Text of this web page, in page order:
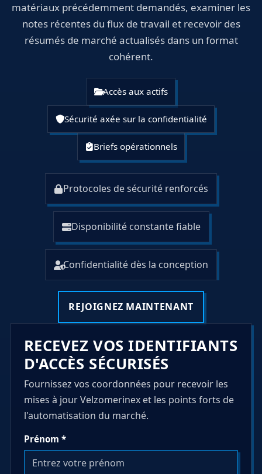
matériaux précédemment demandés, examiner les
notes récentes du flux de travail et recevoir des
résumés de marché actualisés dans un format
cohérent.
Accès aux actifs
Sécurité axée sur la confidentialité
Briefs opérationnels
Protocoles de sécurité renforcés
Disponibilité constante fiable
Confidentialité dès la conception
REJOIGNEZ MAINTENANT
RECEVEZ VOS IDENTIFIANTS
D'ACCÈS SÉCURISÉS
Fournissez vos coordonnées pour recevoir les
mises à jour Velzomerinex et les points forts de
l'automatisation du marché.
Prénom *